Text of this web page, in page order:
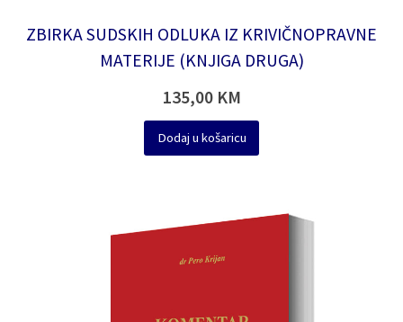
ZBIRKA SUDSKIH ODLUKA IZ KRIVIČNOPRAVNE
MATERIJE (KNJIGA DRUGA)
135,00 KM
Dodaj u košaricu